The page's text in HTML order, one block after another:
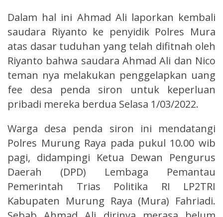
Dalam hal ini Ahmad Ali laporkan kembali
saudara Riyanto ke penyidik Polres Mura
atas dasar tuduhan yang telah difitnah oleh
Riyanto bahwa saudara Ahmad Ali dan Nico
teman nya melakukan penggelapkan uang
fee desa penda siron untuk keperluan
pribadi mereka berdua Selasa 1/03/2022.
Warga desa penda siron ini mendatangi
Polres Murung Raya pada pukul 10.00 wib
pagi, didampingi Ketua Dewan Pengurus
Daerah (DPD) Lembaga Pemantau
Pemerintah Trias Politika RI LP2TRI
Kabupaten Murung Raya (Mura) Fahriadi.